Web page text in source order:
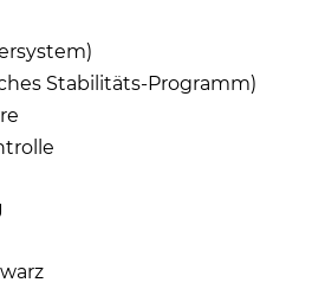
Stabilitäts-Programm)